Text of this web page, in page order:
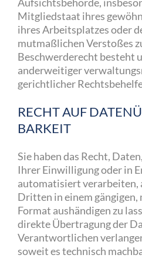
Mitgliedstaat ihres
ihres Arbeitsplatzes oder
mutmaßlichen Verstoßes
Beschwerderecht besteht
anderweitiger
gerichtlicher
RECHT AUF
BARKEIT
Sie haben das Recht,
Ihrer Einwilligung oder in
automatisiert verarbeiten,
Dritten in einem gängigen,
Format aushändigen zu
direkte Übertragung der
Verantwortlichen
soweit es technisch